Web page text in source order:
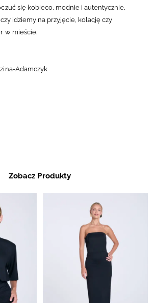
się kobieco, modnie i autentycznie,
idziemy na przyjęcie, kolację czy
w mieście.
Adamczyk
Zobacz Produkty